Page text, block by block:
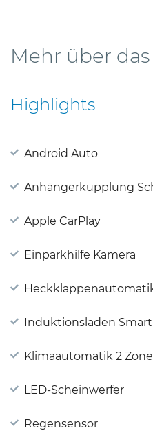
Mehr über
Highlights
Android Auto
Anhängerkupplung
Apple CarPlay
Einparkhilfe Kamera
Induktionsladen
Klimaautomatik 2
LED-Scheinwerfer
Regensensor